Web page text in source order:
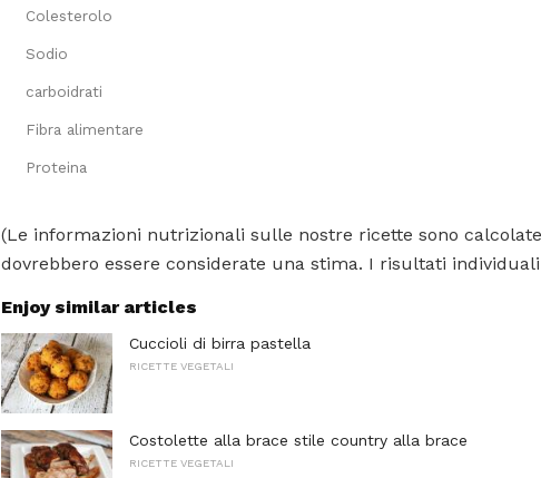
Colesterolo
Sodio
carboidrati
Fibra alimentare
Proteina
(Le informazioni nutrizionali sulle nostre ricette sono
dovrebbero essere considerate una stima. I risultati individuali
Enjoy similar articles
Cuccioli di birra pastella
RICETTE VEGETALI
Costolette alla brace stile country alla brace
RICETTE VEGETALI